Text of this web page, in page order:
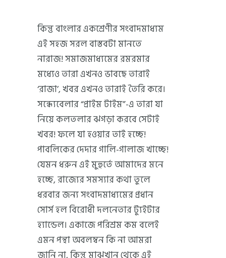
কিন্তু বাংলার একশ্রেণীর সংবাদমাধ্যম
এই সহজ সরল বাস্তবটা মানতে
নারাজ! সমাজমাধ্যমের রমরমার
মধ্যেও তারা এখনও ভাবছে তারাই
‘রাজা’, খবর এখনও তারাই তৈরি করে।
সন্ধ্যেবেলার “প্রাইম টাইম”-এ তারা যা
নিয়ে কলতলার ঝগড়া করবে সেটাই
খবর! ফলে যা হওয়ার তাই হচ্ছে!
পাবলিকের দেদার গালি-গালাজ খাচ্ছে!
যেমন ধরুন এই মুহুর্তে আমাদের মনে
হচ্ছে, রাজ্যের সমস্যার কথা তুলে
ধরবার জন্য সংবাদমাধ্যমের প্রধান
সোর্স হল বিরোধী দলনেতার ট্যুইটার
হ্যান্ডেল। একাজে পরিশ্রম কম বলেই
এমন পন্থা অবলম্বন কি না আমরা
জানি না, কিন্তু মাঝখান থেকে এই